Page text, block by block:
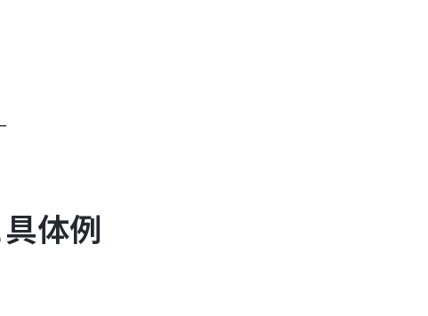
体例